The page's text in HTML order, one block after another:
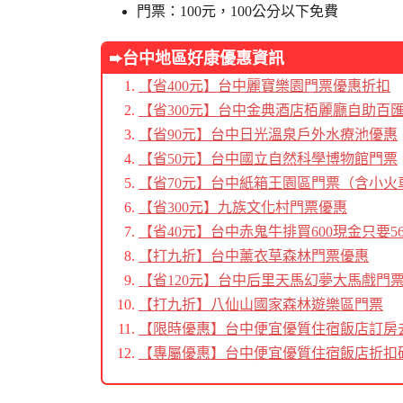
門票：100元，100公分以下免費
➨台中地區好康優惠資訊
【省400元】台中麗寶樂園門票優惠折扣
【省300元】台中金典酒店栢麗廳自助百匯
【省90元】台中日光溫泉戶外水療池優惠
【省50元】台中國立自然科學博物館門票
【省70元】台中紙箱王園區門票（含小火
【省300元】九族文化村門票優惠
【省40元】台中赤鬼牛排買600現金只要
【打九折】台中薰衣草森林門票優惠
【省120元】台中后里天馬幻夢大馬戲門
【打九折】八仙山國家森林遊樂區門票
【限時優惠】台中便宜優質住宿飯店訂房
【專屬優惠】台中便宜優質住宿飯店折扣